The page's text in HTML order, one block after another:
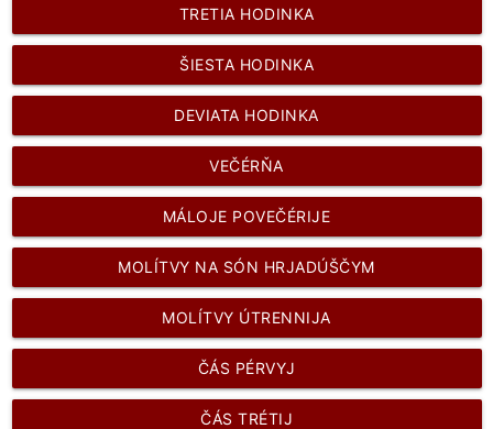
TRETIA HODINKA
ŠIESTA HODINKA
DEVIATA HODINKA
VEČÉRŇA
MÁLOJE POVEČÉRIJE
MOLÍTVY NA SÓN HRJADÚŠČYM
MOLÍTVY ÚTRENNIJA
ČÁS PÉRVYJ
ČÁS TRÉTIJ